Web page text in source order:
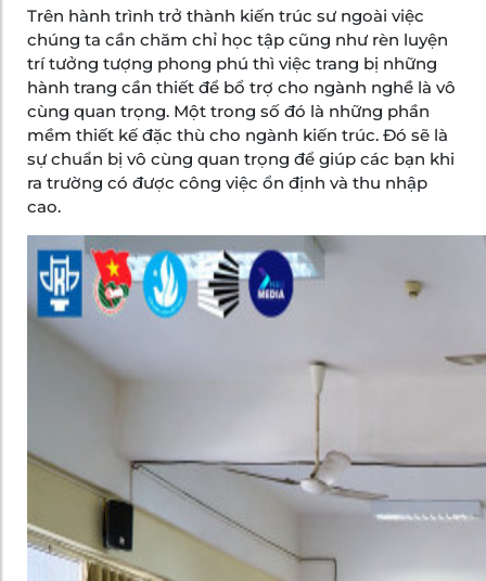
Trên hành trình trở thành kiến trúc sư ngoài việc
chúng ta cần chăm chỉ học tập cũng như rèn luyện
trí tưởng tượng phong phú thì việc trang bị những
hành trang cần thiết để bổ trợ cho ngành nghề là vô
cùng quan trọng. Một trong số đó là những phần
mềm thiết kế đặc thù cho ngành kiến trúc. Đó sẽ là
sự chuẩn bị vô cùng quan trọng để giúp các bạn khi
ra trường có được công việc ổn định và thu nhập
cao.